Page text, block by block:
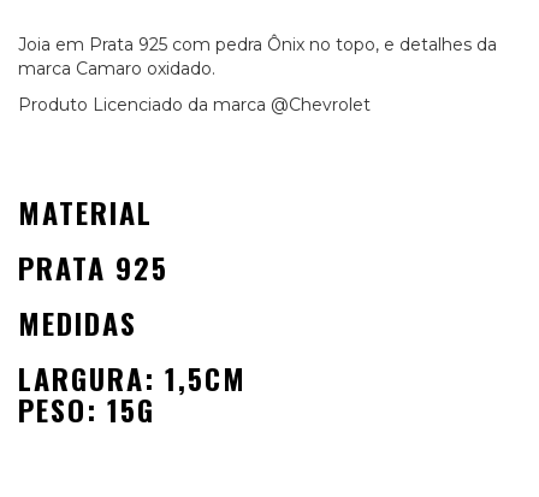
Joia em Prata 925 com pedra Ônix no topo, e detalhes da
marca Camaro oxidado.
Produto Licenciado da marca @Chevrolet
MATERIAL
PRATA 925
MEDIDAS
LARGURA: 1,5CM
PESO: 15G